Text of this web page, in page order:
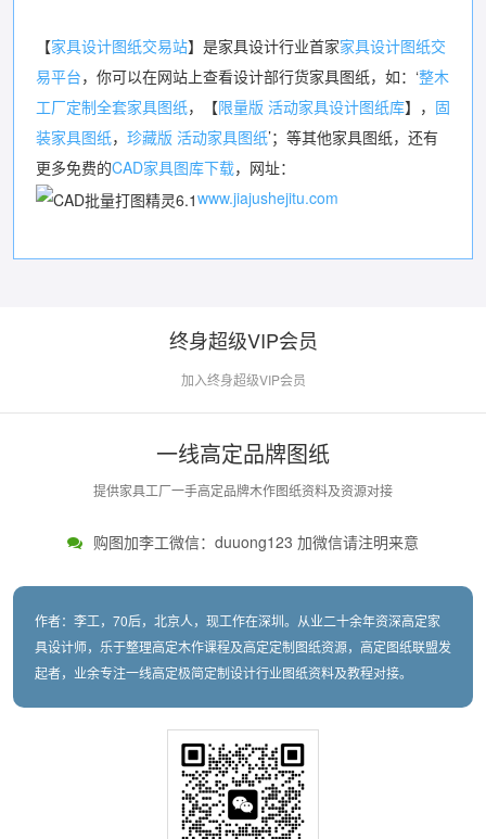
【家具设计图纸交易站】是家具设计行业首家家具设计图纸交
易平台，你可以在网站上查看设计部行货家具图纸，如：‘整木
工厂定制全套家具图纸，【限量版 活动家具设计图纸库】， 固
装家具图纸， 珍藏版 活动家具图纸’；等其他家具图纸，还有
更多免费的CAD家具图库下载，网址：
www.jiajushejitu.com
终身超级VIP会员
加入终身超级VIP会员
一线高定品牌图纸
提供家具工厂一手高定品牌木作图纸资料及资源对接
购图加李工微信：duuong123 加微信请注明来意
作者：李工，70后，北京人，现工作在深圳。从业二十余年资深高定家
具设计师，乐于整理高定木作课程及高定定制图纸资源，高定图纸联盟发
起者，业余专注一线高定极简定制设计行业图纸资料及教程对接。